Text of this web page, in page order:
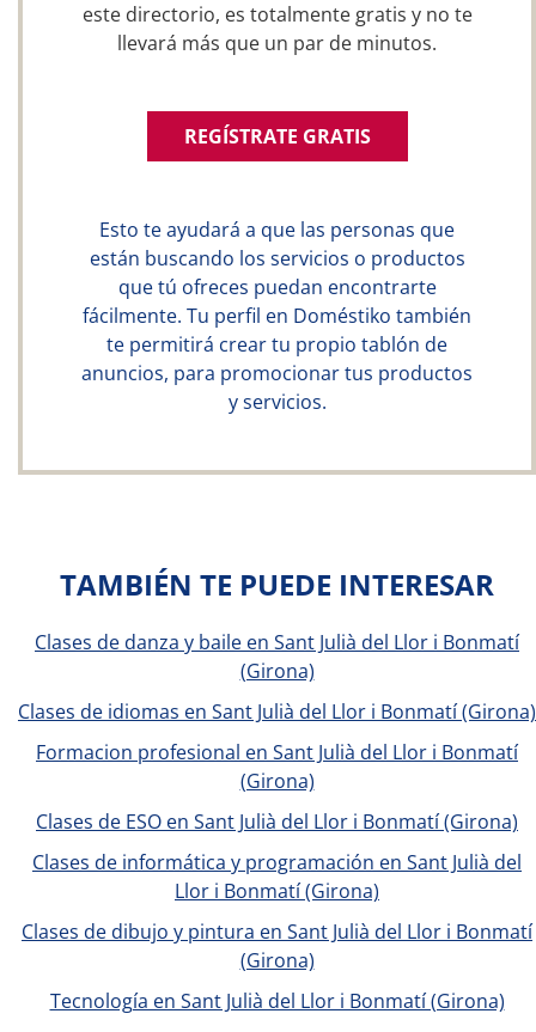
este directorio, es totalmente gratis y no te
llevará más que un par de minutos.
REGÍSTRATE GRATIS
Esto te ayudará a que las personas que
están buscando los servicios o productos
que tú ofreces puedan encontrarte
fácilmente. Tu perfil en Doméstiko también
te permitirá crear tu propio tablón de
anuncios, para promocionar tus productos
y servicios.
TAMBIÉN TE PUEDE INTERESAR
Clases de danza y baile en Sant Julià del Llor i Bonmatí
(Girona)
Clases de idiomas en Sant Julià del Llor i Bonmatí (Girona)
Formacion profesional en Sant Julià del Llor i Bonmatí
(Girona)
Clases de ESO en Sant Julià del Llor i Bonmatí (Girona)
Clases de informática y programación en Sant Julià del
Llor i Bonmatí (Girona)
Clases de dibujo y pintura en Sant Julià del Llor i Bonmatí
(Girona)
Tecnología en Sant Julià del Llor i Bonmatí (Girona)